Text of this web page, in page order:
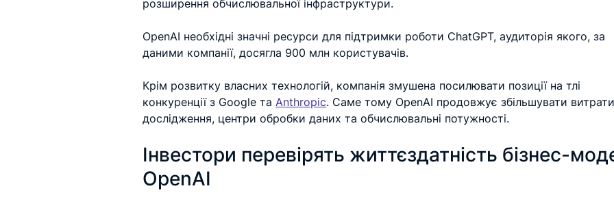
розширення обчислювальної інфраструктури.
OpenAI необхідні значні ресурси для підтримки роботи ChatGPT, аудиторія якого, за
даними компанії, досягла 900 млн користувачів.
Крім розвитку власних технологій, компанія змушена посилювати позиції на тлі
конкуренції з Google та Anthropic. Саме тому OpenAI продовжує збільшувати
дослідження, центри обробки даних та обчислювальні потужності.
Інвестори перевірять життєздатність бізнес-
OpenAI